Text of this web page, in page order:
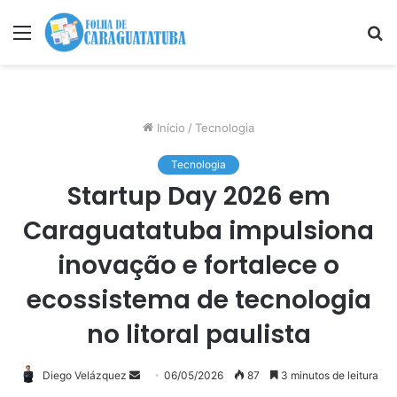
Menu
Início / Tecnologia
Tecnologia
Startup Day 2026 em
Caraguatatuba impulsiona
inovação e fortalece o
ecossistema de tecnologia
no litoral paulista
Diego Velázquez
Mande06/05/2026 87 3 minutos de leitura